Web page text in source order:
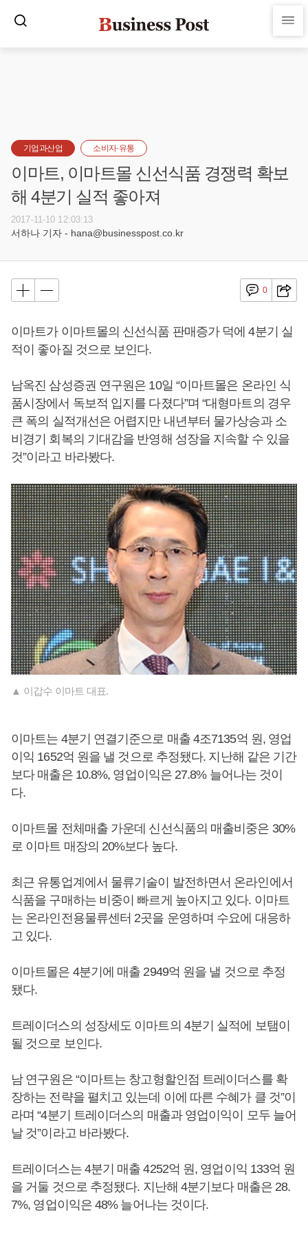
기업과산업 소비자·유통
이마트, 이마트몰 신선식품 경쟁력 확보
해 4분기 실적 좋아져
2017-11-10 12:03:13
서하나 기자 - hana@businesspost.co.kr
0
이마트가 이마트몰의 신선식품 판매증가 덕에 4분기 실
적이 좋아질 것으로 보인다.
남옥진 삼성증권 연구원은 10일 “이마트몰은 온라인 식
품시장에서 독보적 입지를 다졌다”며 “대형마트의 경우
큰 폭의 실적개선은 어렵지만 내년부터 물가상승과 소
비경기 회복의 기대감을 반영해 성장을 지속할 수 있을
것”이라고 바라봤다.
▲ 이갑수 이마트 대표.
이마트는 4분기 연결기준으로 매출 4조7135억 원, 영업
이익 1652억 원을 낼 것으로 추정됐다. 지난해 같은 기간
보다 매출은 10.8%, 영업이익은 27.8% 늘어나는 것이
다.
이마트몰 전체매출 가운데 신선식품의 매출비중은 30%
로 이마트 매장의 20%보다 높다.
최근 유통업계에서 물류기술이 발전하면서 온라인에서
식품을 구매하는 비중이 빠르게 높아지고 있다. 이마트
는 온라인전용물류센터 2곳을 운영하며 수요에 대응하
고 있다.
이마트몰은 4분기에 매출 2949억 원을 낼 것으로 추정
됐다.
트레이더스의 성장세도 이마트의 4분기 실적에 보탬이
될 것으로 보인다.
남 연구원은 “이마트는 창고형할인점 트레이더스를 확
장하는 전략을 펼치고 있는데 이에 따른 수혜가 클 것”이
라며 “4분기 트레이더스의 매출과 영업이익이 모두 늘어
날 것”이라고 바라봤다.
트레이더스는 4분기 매출 4252억 원, 영업이익 133억 원
을 거둘 것으로 추정됐다. 지난해 4분기보다 매출은 28.
7%, 영업이익은 48% 늘어나는 것이다.